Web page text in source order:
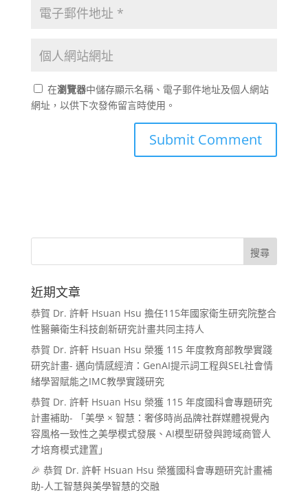
在瀏覽器中儲存顯示名稱、電子郵件地址及個人網站
網址，以供下次發佈留言時使用。
近期文章
恭賀 Dr. 許軒 Hsuan Hsu 擔任115年國家衛生研究院整合
性醫藥衛生科技創新研究計畫共同主持人
恭賀 Dr. 許軒 Hsuan Hsu 榮獲 115 年度教育部教學實踐
研究計畫- 邁向情感經濟：GenAI提示詞工程與SEL社會情
緒學習賦能之IMC教學實踐研究
恭賀 Dr. 許軒 Hsuan Hsu 榮獲 115 年度國科會專題研究
計畫補助- 「美學 × 智慧：奢侈時尚品牌社群媒體視覺內
容風格一致性之美學模式發展、AI模型研發與跨域商管人
才培育模式建置」
🎉 恭賀 Dr. 許軒 Hsuan Hsu 榮獲國科會專題研究計畫補
助-人工智慧與美學智慧的交融